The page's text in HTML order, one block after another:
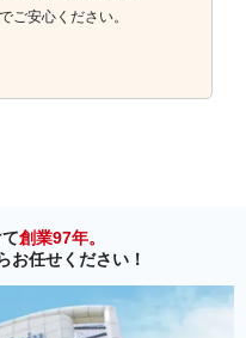
ご安心ください。
創業97年。
お任せください！